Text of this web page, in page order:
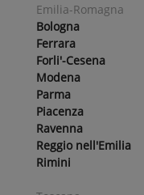
Emilia-Romagna
Bologna
Ferrara
Forli'-Cesena
Modena
Parma
Piacenza
Ravenna
Reggio nell'Emilia
Rimini